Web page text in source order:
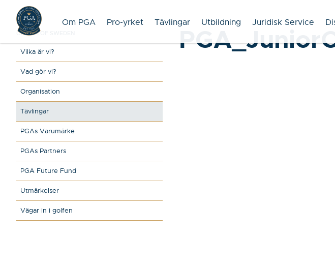
Om PGA Pro-yrket Tävlingar Utbildning Juridisk Service
OM PGA OF SWEDEN
Vilka är vi?
Vad gör vi?
Organisation
Tävlingar
PGAs Varumärke
PGAs Partners
PGA Future Fund
Utmärkelser
Vägar in i golfen